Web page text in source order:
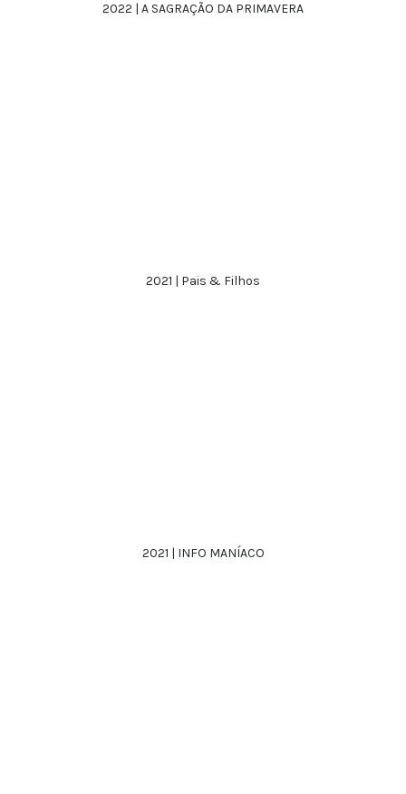
2022 | A SAGRAÇÃO DA PRIMAVERA
2021 | Pais & Filhos
2021 | INFO MANÍACO